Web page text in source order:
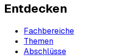
Entdecken
Fachbereiche
Themen
Abschlüsse